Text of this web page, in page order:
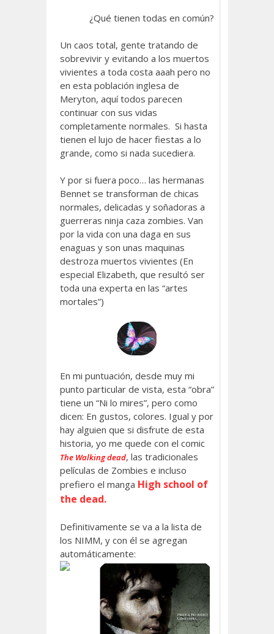
¿Qué tienen todas en común?
Un caos total, gente tratando de
sobrevivir y evitando a los muertos
vivientes a toda costa aaah pero no
en esta población inglesa de
Meryton, aquí todos parecen
continuar con sus vidas
completamente normales. Si hasta
tienen el lujo de hacer fiestas a lo
grande, como si nada sucediera.
Y por si fuera poco… las hermanas
Bennet se transforman de chicas
normales, delicadas y soñadoras a
guerreras ninja caza zombies. Van
por la vida con una daga en sus
enaguas y son unas maquinas
destroza muertos vivientes (En
especial Elizabeth, que resultó ser
toda una experta en las “artes
mortales”)
En mi puntuación, desde muy mi
punto particular de vista, esta “obra”
tiene un “Ni lo mires”, pero como
dicen: En gustos, colores. Igual y por
hay alguien que si disfrute de esta
historia, yo me quede con el comic
The Walking dead, las tradicionales
películas de Zombies e incluso
prefiero el manga High school of
the dead.
Definitivamente se va a la lista de
los NIMM, y con él se agregan
automáticamente: